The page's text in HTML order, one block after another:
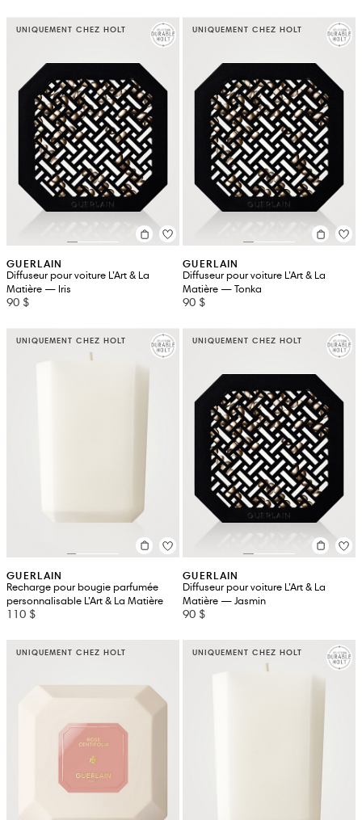
UNIQUEMENT CHEZ HOLT
GUERLAIN
Diffuseur pour voiture L’Art & La
Matière — Iris
90 $
UNIQUEMENT CHEZ HOLT
GUERLAIN
Diffuseur pour voiture L’Art & La
Matière — Tonka
90 $
UNIQUEMENT CHEZ HOLT
GUERLAIN
Recharge pour bougie parfumée
personnalisable L’Art & La Matière
110 $
UNIQUEMENT CHEZ HOLT
GUERLAIN
Diffuseur pour voiture L’Art & La
Matière — Jasmin
90 $
UNIQUEMENT CHEZ HOLT UNIQUEMENT CHEZ HOLT